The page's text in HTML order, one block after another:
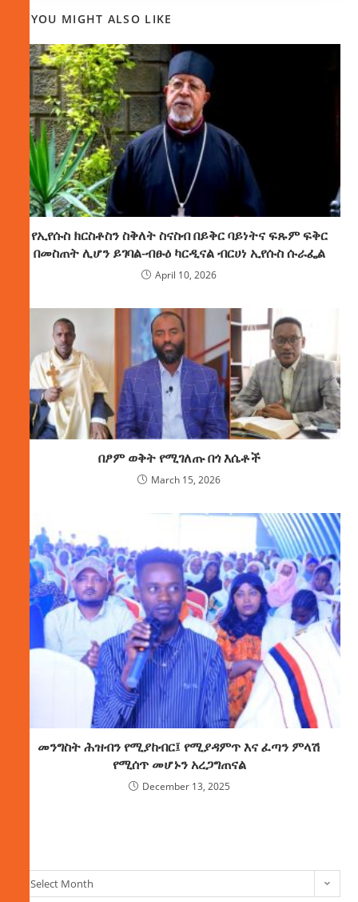
YOU MIGHT ALSO LIKE
የኢየሱስ ክርስቶስን ስቅለት ስናስብ በይቅር ባይነትና ፍጹም ፍቅር
በመስጠት ሊሆን ይገባል-ብፁዕ ካርዲናል ብርሀነ ኢየሱስ ሱራፌል
April 10, 2026
በፆም ወቅት የሚገለጡ በጎ እሴቶች
March 15, 2026
መንግስት ሕዝብን የሚያከብር፤ የሚያዳምጥ እና ፈጣን ምላሽ
የሚሰጥ መሆኑን አረጋግጠናል
December 13, 2025
Select Month